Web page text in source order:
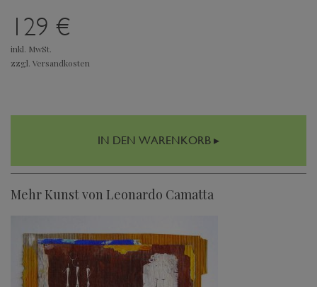
129 €
inkl. MwSt.
zzgl. Versandkosten
IN DEN WARENKORB ▸
Mehr Kunst von Leonardo Camatta